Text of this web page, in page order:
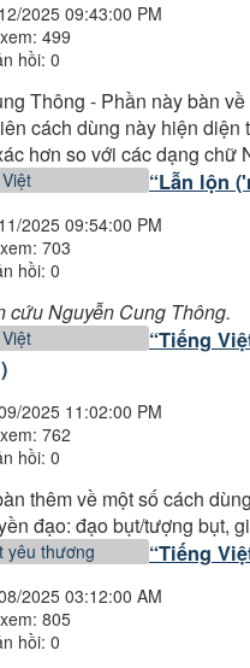
2025 09:43:00 PM
499
hồi: 0
Thông - Phần này bàn
cách dùng này hiện
hơn so với các dạng chữ
“Lẫn lộn
2025 09:54:00 PM
703
hồi: 0
cứu Nguyễn Cung Thông.
“Tiếng
2025 11:02:00 PM
762
hồi: 0
thêm về một số cách
đạo: đạo bụt/tượng bụt,
“Tiếng
2025 03:12:00 AM
805
hồi: 0